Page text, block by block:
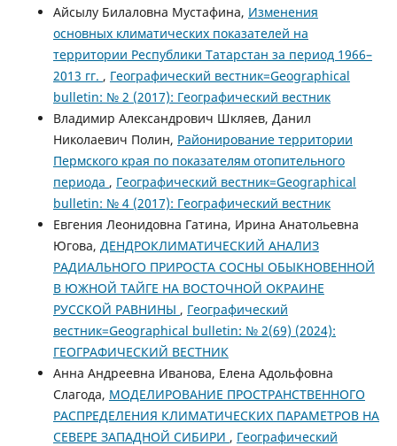
Айсылу Билаловна Мустафина, Изменения
основных климатических показателей на
территории Республики Татарстан за период 1966–
2013 гг. , Географический вестник=Geographical
bulletin: № 2 (2017): Географический вестник
Владимир Александрович Шкляев, Данил
Николаевич Полин, Районирование территории
Пермского края по показателям отопительного
периода , Географический вестник=Geographical
bulletin: № 4 (2017): Географический вестник
Евгения Леонидовна Гатина, Ирина Анатольевна
Югова, ДЕНДРОКЛИМАТИЧЕСКИЙ АНАЛИЗ
РАДИАЛЬНОГО ПРИРОСТА СОСНЫ ОБЫКНОВЕННОЙ
В ЮЖНОЙ ТАЙГЕ НА ВОСТОЧНОЙ ОКРАИНЕ
РУССКОЙ РАВНИНЫ , Географический
вестник=Geographical bulletin: № 2(69) (2024):
ГЕОГРАФИЧЕСКИЙ ВЕСТНИК
Анна Андреевна Иванова, Елена Адольфовна
Слагода, МОДЕЛИРОВАНИЕ ПРОСТРАНСТВЕННОГО
РАСПРЕДЕЛЕНИЯ КЛИМАТИЧЕСКИХ ПАРАМЕТРОВ НА
СЕВЕРЕ ЗАПАДНОЙ СИБИРИ , Географический